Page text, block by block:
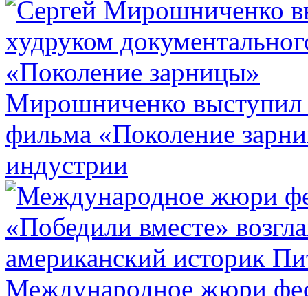
Мирошниченко выступил
фильма «Поколение
индустрии
Международное жюри